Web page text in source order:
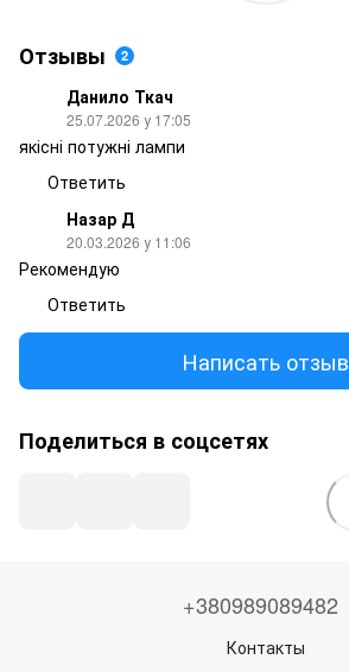
Отзывы 2
Данило Ткач
25.07.2026 у 17:05
якісні потужні лампи
Ответить
Назар Д
20.03.2026 у 11:06
Рекомендую
Ответить
Написать отзыв
Поделиться в соцсетях
+380989089482
Контакты